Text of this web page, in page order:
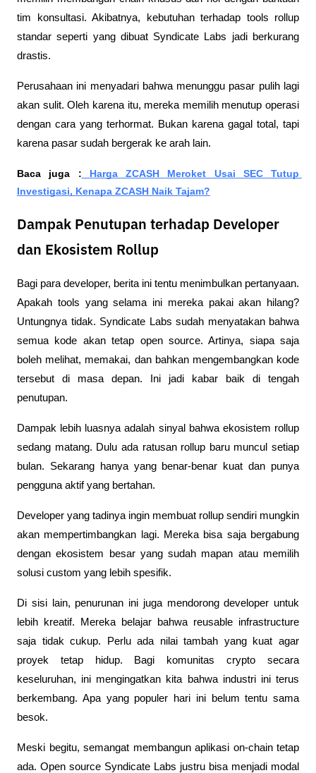
tim konsultasi. Akibatnya, kebutuhan terhadap tools rollup
standar seperti yang dibuat Syndicate Labs jadi berkurang
drastis.
Perusahaan ini menyadari bahwa menunggu pasar pulih lagi
akan sulit. Oleh karena itu, mereka memilih menutup operasi
dengan cara yang terhormat. Bukan karena gagal total, tapi
karena pasar sudah bergerak ke arah lain.
Baca juga : Harga ZCASH Meroket Usai SEC Tutup
Investigasi, Kenapa ZCASH Naik Tajam?
Dampak Penutupan terhadap Developer
dan Ekosistem Rollup
Bagi para developer, berita ini tentu menimbulkan pertanyaan.
Apakah tools yang selama ini mereka pakai akan hilang?
Untungnya tidak. Syndicate Labs sudah menyatakan bahwa
semua kode akan tetap open source. Artinya, siapa saja
boleh melihat, memakai, dan bahkan mengembangkan kode
tersebut di masa depan. Ini jadi kabar baik di tengah
penutupan.
Dampak lebih luasnya adalah sinyal bahwa ekosistem rollup
sedang matang. Dulu ada ratusan rollup baru muncul setiap
bulan. Sekarang hanya yang benar-benar kuat dan punya
pengguna aktif yang bertahan.
Developer yang tadinya ingin membuat rollup sendiri mungkin
akan mempertimbangkan lagi. Mereka bisa saja bergabung
dengan ekosistem besar yang sudah mapan atau memilih
solusi custom yang lebih spesifik.
Di sisi lain, penurunan ini juga mendorong developer untuk
lebih kreatif. Mereka belajar bahwa reusable infrastructure
saja tidak cukup. Perlu ada nilai tambah yang kuat agar
proyek tetap hidup. Bagi komunitas crypto secara
keseluruhan, ini mengingatkan kita bahwa industri ini terus
berkembang. Apa yang populer hari ini belum tentu sama
besok.
Meski begitu, semangat membangun aplikasi on-chain tetap
ada. Open source Syndicate Labs justru bisa menjadi modal